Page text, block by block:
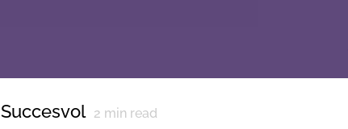
Succesvol 2 min read